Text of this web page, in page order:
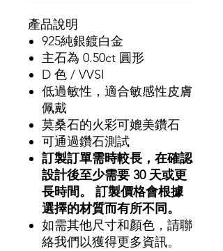
產品說明
925純銀鍍白金
主石為 0.50ct 圓形
D 色 / VVSI
低過敏性，適合敏感性皮膚
佩戴
莫桑石的火彩可媲美鑽石
可通過鑽石測試
訂製訂單需時較長，在確認
設計後至少需要 30 天或更
長時間。 訂製價格會根據
選擇的材質而有所不同。
如需其他尺寸和顏色，請聯
絡我們以獲得更多資訊。